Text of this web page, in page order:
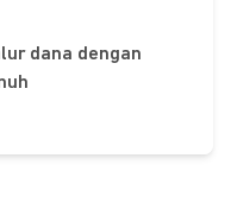
dana dengan